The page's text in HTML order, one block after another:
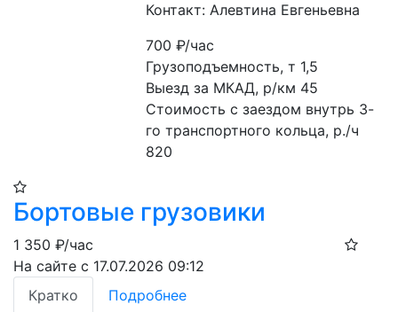
Контакт: Алевтина Евгеньевна
700₽/час
Грузоподъемность, т 1,5
Выезд за МКАД, р/км 45
Стоимость с заездом внутрь 3-
го транспортного кольца, р./ч
820
Бортовые грузовики
1 350 ₽/час
На сайте с 17.07.2026 09:12
Кратко
Подробнее